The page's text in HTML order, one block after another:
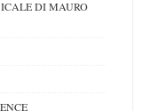
DI MAURO